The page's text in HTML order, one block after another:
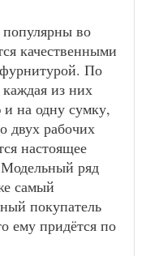
во
качественными
По
из них
и на одну сумку,
двух рабочих
настоящее
Модельный ряд
самый
покупатель
ему придётся по